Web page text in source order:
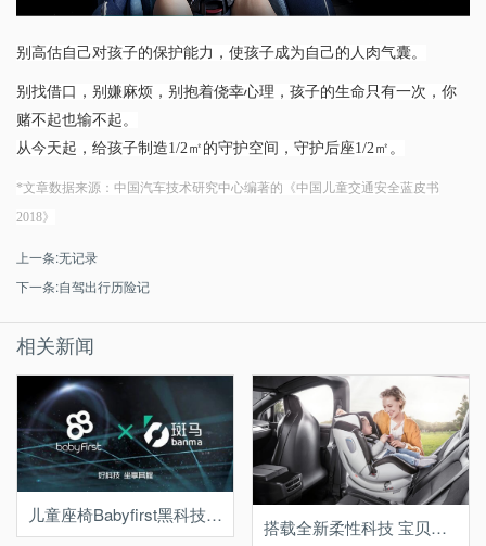
别高估自己对孩子的保护能力，使孩子成为自己的人肉气囊。
别找借口，别嫌麻烦，别抱着侥幸心理，孩子的生命只有一次，你
赌不起也输不起。
从今天起，给孩子制造1/2㎡的守护空间，守护后座1/2㎡。
*文章数据来源：中国汽车技术研究中心编著的《中国儿童交通安全蓝皮书
2018》
上一条:无记录
下一条:自驾出行历险记
相关新闻
儿童座椅Babyfirst黑科技领跑智能时代
搭载全新柔性科技 宝贝第一开启汽车安全座椅新时代